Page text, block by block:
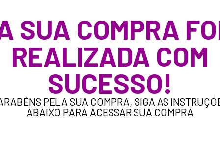
SUA COMPRA
REALIZADA COM
SUCESSO!
PELA SUA COMPRA, SIGA AS
ABAIXO PARA ACESSAR SUA COMPRA